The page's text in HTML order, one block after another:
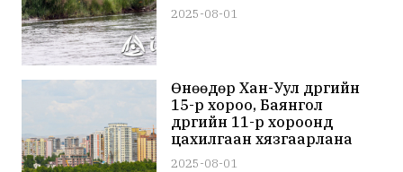
2025-08-01
Өнөөдөр Хан-Уул дүүргийн
15-р хороо, Баянгол
дүүргийн 11-р хороонд
цахилгаан хязгаарлана
2025-08-01